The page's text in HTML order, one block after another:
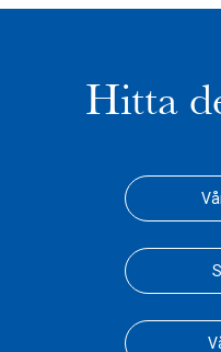
Hitta